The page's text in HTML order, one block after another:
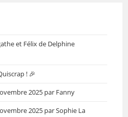
et Félix de Delphine
! 🎉
2025 par Fanny
2025 par Sophie La